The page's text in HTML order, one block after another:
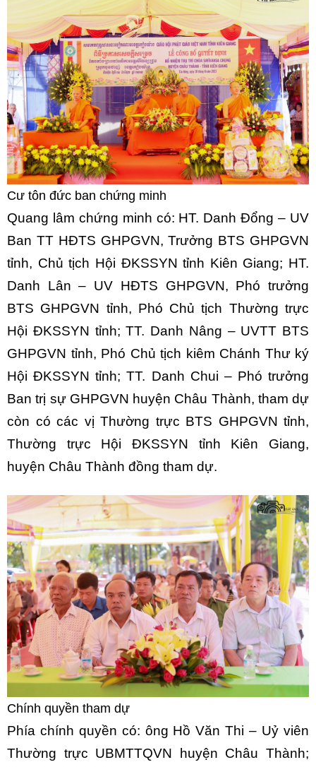
Cư tôn đức ban chứng minh
Quang lâm chứng minh có: HT. Danh Đổng – UV
Ban TT HĐTS GHPGVN, Trưởng BTS GHPGVN
tỉnh, Chủ tịch Hội ĐKSSYN tỉnh Kiên Giang; HT.
Danh Lân – UV HĐTS GHPGVN, Phó trưởng
BTS GHPGVN tỉnh, Phó Chủ tịch Thường trực
Hội ĐKSSYN tỉnh; TT. Danh Nâng – UVTT BTS
GHPGVN tỉnh, Phó Chủ tịch kiêm Chánh Thư ký
Hội ĐKSSYN tỉnh; TT. Danh Chui – Phó trưởng
Ban trị sự GHPGVN huyện Châu Thành, tham dự
còn có các vị Thường trực BTS GHPGVN tỉnh,
Thường trực Hội ĐKSSYN tỉnh Kiên Giang,
huyện Châu Thành đồng tham dự.
Chính quyền tham dự
Phía chính quyền có: ông Hồ Văn Thi – Uỷ viên
Thường trực UBMTTQVN huyện Châu Thành;